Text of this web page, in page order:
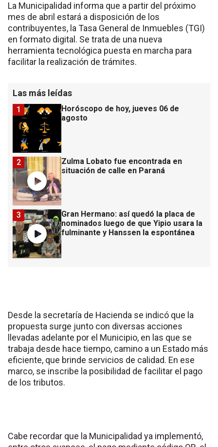
La Municipalidad informa que a partir del próximo
mes de abril estará a disposición de los
contribuyentes, la Tasa General de Inmuebles (TGI)
en formato digital. Se trata de una nueva
herramienta tecnológica puesta en marcha para
facilitar la realización de trámites.
Las más leídas
Horóscopo de hoy, jueves 06 de
agosto
1
Zulma Lobato fue encontrada en
situación de calle en Paraná
2
Gran Hermano: así quedó la placa de
nominados luego de que Yipio usara la
fulminante y Hanssen la espontánea
3
Desde la secretaría de Hacienda se indicó que la
propuesta surge junto con diversas acciones
llevadas adelante por el Municipio, en las que se
trabaja desde hace tiempo, camino a un Estado más
eficiente, que brinde servicios de calidad. En ese
marco, se inscribe la posibilidad de facilitar el pago
de los tributos.
Cabe recordar que la Municipalidad ya implementó,